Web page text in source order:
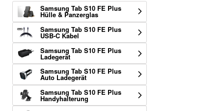
Samsung Tab S10 FE Plus
Hülle & Panzerglas
Samsung Tab S10 FE Plus
USB-C Kabel
Samsung Tab S10 FE Plus
Ladegerät
Samsung Tab S10 FE Plus
Auto Ladegerät
Samsung Tab S10 FE Plus
Handyhalterung